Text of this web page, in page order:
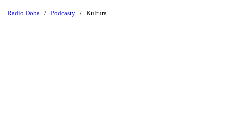
Radio Doba / Podcasty / Kultura